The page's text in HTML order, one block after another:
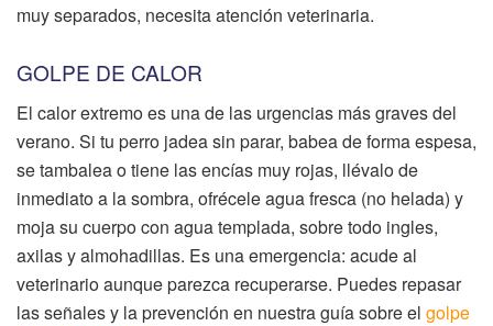
muy separados, necesita atención veterinaria.
GOLPE DE CALOR
El calor extremo es una de las urgencias más graves del
verano. Si tu perro jadea sin parar, babea de forma espesa,
se tambalea o tiene las encías muy rojas, llévalo de
inmediato a la sombra, ofrécele agua fresca (no helada) y
moja su cuerpo con agua templada, sobre todo ingles,
axilas y almohadillas. Es una emergencia: acude al
veterinario aunque parezca recuperarse. Puedes repasar
las señales y la prevención en nuestra guía sobre el golpe